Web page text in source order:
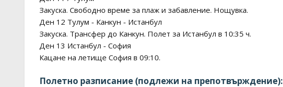
Закуска. Свободно време за плаж и забавление. Нощувка.
Ден 12 Тулум - Канкун - Истанбул
Закуска. Трансфер до Канкун. Полет за Истанбул в 10:35 ч.
Ден 13 Истанбул - София
Кацане на летище София в 09:10.
Полетно разписание (подлежи на препотвърждение):